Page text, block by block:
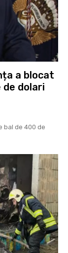
a blocat
de dolari
bal de 400 de